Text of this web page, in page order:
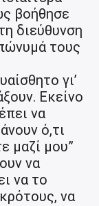
βοήθησε
διεύθυνση
τους
γι’
Εκείνο
να
ό,τι
μαζί μου”
να
να το
να